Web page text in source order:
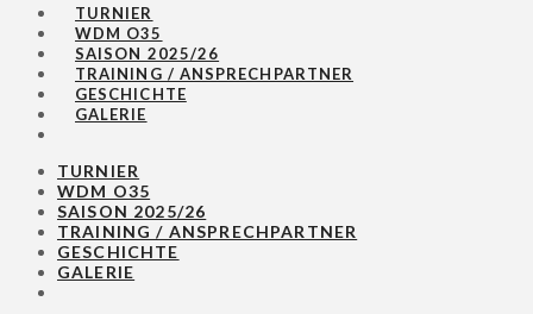
TURNIER
WDM O35
SAISON 2025/26
TRAINING / ANSPRECHPARTNER
GESCHICHTE
GALERIE
TURNIER
WDM O35
SAISON 2025/26
TRAINING / ANSPRECHPARTNER
GESCHICHTE
GALERIE